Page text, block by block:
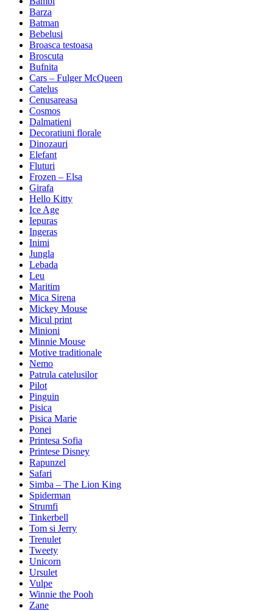
Barza
Batman
Bebelusi
Broasca testoasa
Broscuta
Bufnita
Cars – Fulger McQueen
Catelus
Cenusareasa
Cosmos
Dalmatieni
Decoratiuni florale
Dinozauri
Elefant
Fluturi
Frozen – Elsa
Girafa
Hello Kitty
Ice Age
Iepuras
Ingeras
Inimi
Jungla
Lebada
Leu
Maritim
Mica Sirena
Mickey Mouse
Micul print
Minioni
Minnie Mouse
Motive traditionale
Nemo
Patrula catelusilor
Pilot
Pinguin
Pisica
Pisica Marie
Ponei
Printesa Sofia
Printese Disney
Rapunzel
Safari
Simba – The Lion King
Spiderman
Strumfi
Tinkerbell
Tom si Jerry
Trenulet
Tweety
Unicorn
Ursulet
Vulpe
Winnie the Pooh
Zane